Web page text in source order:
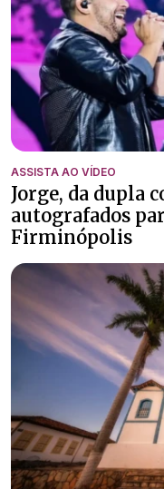
ASSISTA AO VÍDEO
Jorge, da dupla
autografados
Firminópolis